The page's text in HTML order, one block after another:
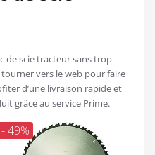
de scie tracteur sans trop
vers le web pour faire
d’une livraison rapide et
grâce au service Prime.
- 49%